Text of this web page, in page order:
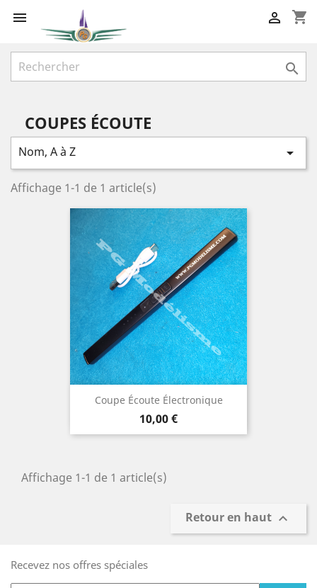
 shopping_cart


COUPES ÉCOUTE
Nom, A à Z 
Affichage 1-1 de 1 article(s)
Coupe Écoute Électronique
Prix
10,00 €
Affichage 1-1 de 1 article(s)
Retour en haut 
Recevez nos offres spéciales